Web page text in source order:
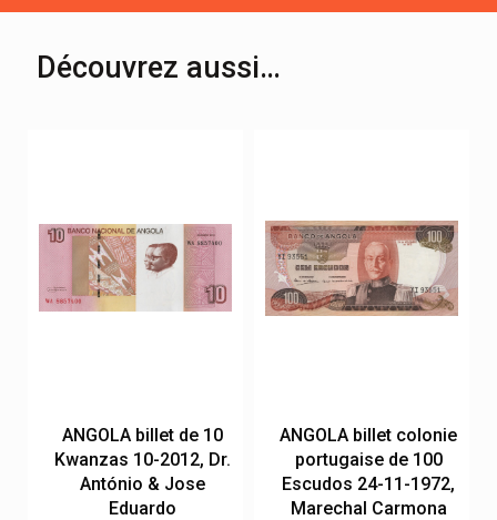
Découvrez aussi…
ANGOLA billet de 10
Kwanzas 10-2012, Dr.
António & Jose
Eduardo
ANGOLA billet colonie
portugaise de 100
Escudos 24-11-1972,
Marechal Carmona